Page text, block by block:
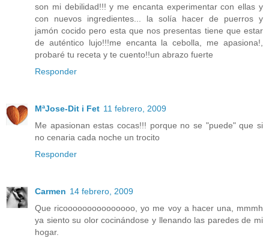
son mi debilidad!!! y me encanta experimentar con ellas y
con nuevos ingredientes... la solía hacer de puerros y
jamón cocido pero esta que nos presentas tiene que estar
de auténtico lujo!!!me encanta la cebolla, me apasiona!,
probaré tu receta y te cuento!!un abrazo fuerte
Responder
MªJose-Dit i Fet 11 febrero, 2009
Me apasionan estas cocas!!! porque no se "puede" que si
no cenaria cada noche un trocito
Responder
Carmen 14 febrero, 2009
Que ricooooooooooooooo, yo me voy a hacer una, mmmh
ya siento su olor cocinándose y llenando las paredes de mi
hogar.